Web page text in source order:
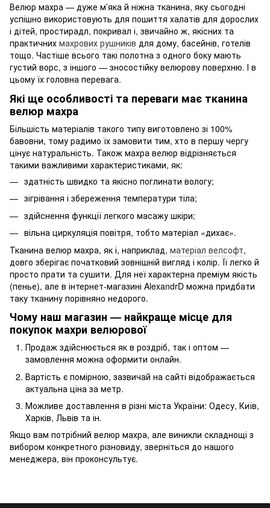
Велюр махра — дуже м’яка й ніжна тканина, яку сьогодні
успішно використовують для пошиття халатів для дорослих
і дітей, простирадл, покривал і, звичайно ж, якісних та
практичних махрових рушників для дому, басейнів, готелів
тощо. Частіше всього такі полотна з одного боку мають
густий ворс, з іншого — зносостійку велюрову поверхню. І в
цьому їх головна перевага.
Які ще особливості та переваги має тканина
велюр махра
Більшість матеріалів такого типу виготовлено зі 100%
бавовни, тому радимо їх замовити тим, хто в першу чергу
цінує натуральність. Також махра велюр відрізняється
такими важливими характеристиками, як:
здатність швидко та якісно поглинати вологу;
зігрівання і збереження температури тіла;
здійснення функції легкого масажу шкіри;
вільна циркуляція повітря, тобто матеріал «дихає».
Тканина велюр махра, як і, наприклад, матеріал велсофт,
довго зберігає початковий зовнішній вигляд і колір. Її легко й
просто прати та сушити. Для неї характерна преміум якість
(пенье), але в інтернет-магазині AlexandrD можна придбати
таку тканину порівняно недорого.
Чому наш магазин — найкраще місце для
покупок махри велюрової
Продаж здійснюється як в роздріб, так і оптом —
замовлення можна оформити онлайн.
Вартість є помірною, зазвичай на сайті відображається
актуальна ціна за метр.
Можливе доставлення в різні міста України: Одесу, Київ,
Харків, Львів та ін.
Якщо вам потрібний велюр махра, але виникли складнощі з
вибором конкретного різновиду, зверніться до нашого
менеджера, він проконсультує.